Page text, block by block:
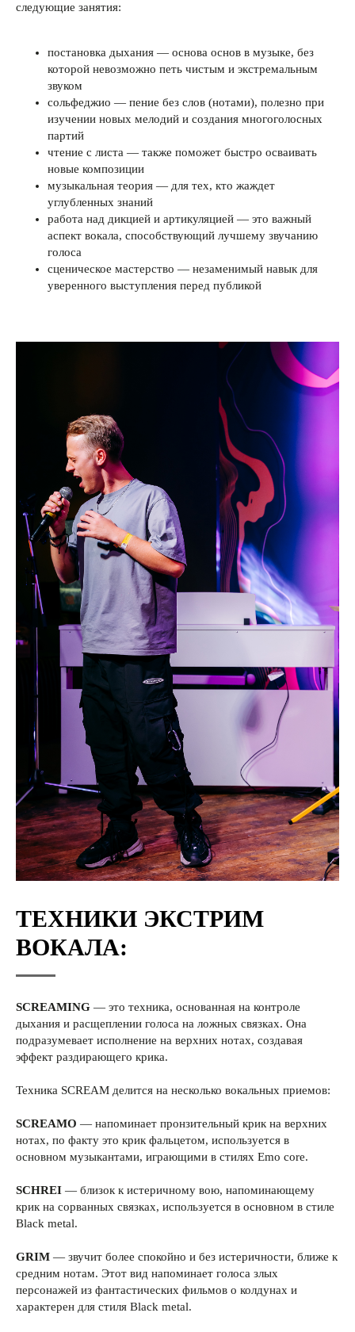
следующие занятия:
постановка дыхания — основа основ в музыке, без
которой невозможно петь чистым и экстремальным
звуком
сольфеджио — пение без слов (нотами), полезно при
изучении новых мелодий и создания многоголосных
партий
чтение с листа — также поможет быстро осваивать
новые композиции
музыкальная теория — для тех, кто жаждет
углубленных знаний
работа над дикцией и артикуляцией — это важный
аспект вокала, способствующий лучшему звучанию
голоса
сценическое мастерство — незаменимый навык для
уверенного выступления перед публикой
ТЕХНИКИ ЭКСТРИМ
ВОКАЛА:
SCREAMING — это техника, основанная на контроле
дыхания и расщеплении голоса на ложных связках. Она
подразумевает исполнение на верхних нотах, создавая
эффект раздирающего крика.
Техника SCREAM делится на несколько вокальных приемов:
SCREAMO — напоминает пронзительный крик на верхних
нотах, по факту это крик фальцетом, используется в
основном музыкантами, играющими в стилях Emo core.
SCHREI — близок к истеричному вою, напоминающему
крик на сорванных связках, используется в основном в стиле
Black metal.
GRIM — звучит более спокойно и без истеричности, ближе к
средним нотам. Этот вид напоминает голоса злых
персонажей из фантастических фильмов о колдунах и
характерен для стиля Black metal.